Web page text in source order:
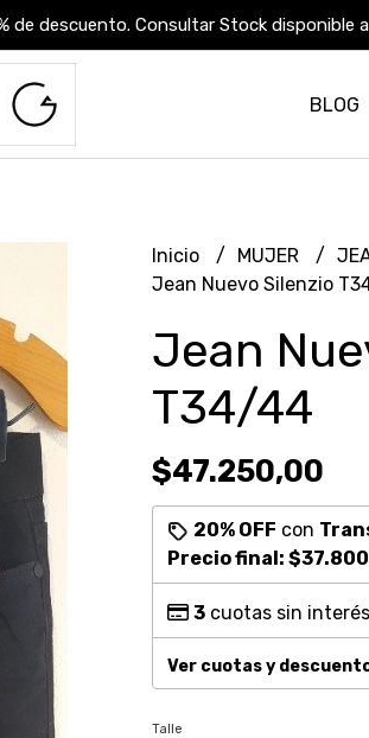
de descuento. Consultar Stock disponible
BLOG
Inicio MUJER
Jean Nuevo Silenzio
Jean
T34/44
$47.250,00
20% OFF con
Precio final:
3cuotas sin
Ver cuotas y
Talle